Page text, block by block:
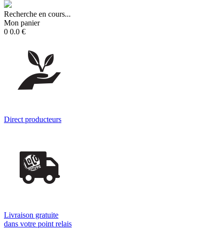
Recherche en cours...
Mon panier
0 0.0 €
Direct producteurs
Livraison gratuite
dans votre point relais